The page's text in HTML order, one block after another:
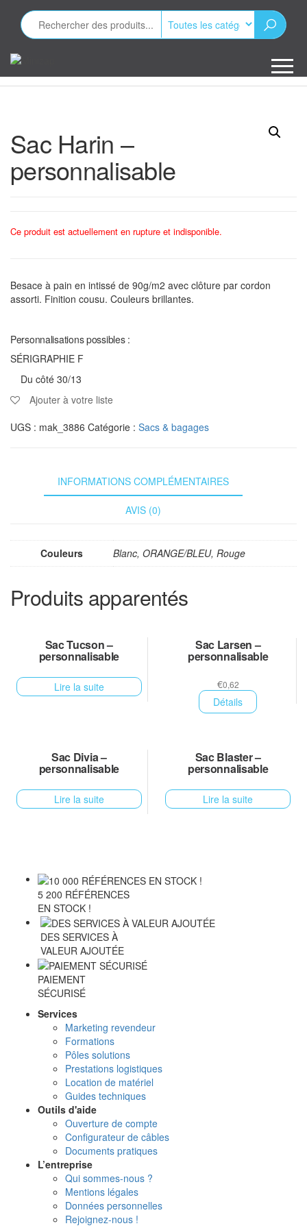
contenu
publicitaires
Sac Harin –
personnalisable
Ce produit est actuellement en rupture et indisponible.
Besace à pain en intissé de 90g/m2 avec clôture par cordon
assorti. Finition cousu. Couleurs brillantes.
Personnalisations possibles :
SÉRIGRAPHIE F
Du côté 30/13
Ajouter à votre liste
UGS : mak_3886 Catégorie : Sacs & bagages
INFORMATIONS COMPLÉMENTAIRES
AVIS (0)
Couleurs Blanc, ORANGE/BLEU, Rouge
Produits apparentés
Sac Tucson –
personnalisable
Lire la suite
Sac Larsen –
personnalisable
€0,62
Détails
Sac Divia –
personnalisable
Lire la suite
Sac Blaster –
personnalisable
Lire la suite
5 200 RÉFÉRENCES
EN STOCK !
DES SERVICES À
VALEUR AJOUTÉE
PAIEMENT
SÉCURISÉ
Services
Marketing revendeur
Formations
Pôles solutions
Prestations logistiques
Location de matériel
Guides techniques
Outils d'aide
Ouverture de compte
Configurateur de câbles
Documents pratiques
L’entreprise
Qui sommes-nous ?
Mentions légales
Données personnelles
Rejoignez-nous !